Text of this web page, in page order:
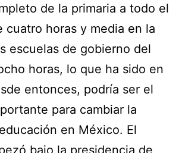
de la primaria a todo el
cuatro horas y media en la
escuelas de gobierno del
horas, lo que ha sido en
entonces, podría ser el
para cambiar la
en México. El
bajo la presidencia de